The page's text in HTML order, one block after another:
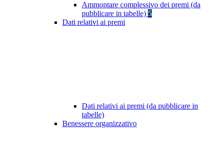
Ammontare complessivo dei premi (da
pubblicare in tabelle) 5
Dati relativi ai premi
Dati relativi ai premi (da pubblicare in
tabelle)
Benessere organizzativo